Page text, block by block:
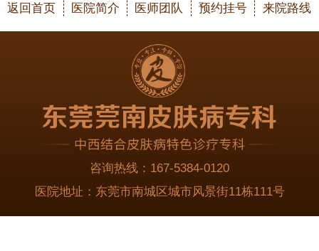
返回首页 医院简介 医师团队 预约挂号 来院路线
咨询热线： 167-5384-0120
医院地址： 东莞市南城区城市风景街11栋111号